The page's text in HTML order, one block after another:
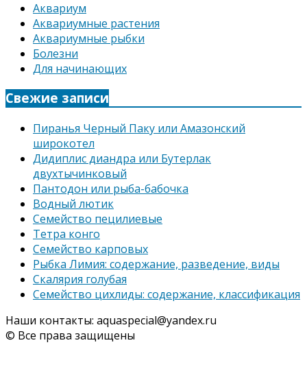
Аквариум
Аквариумные растения
Аквариумные рыбки
Болезни
Для начинающих
Свежие записи
Пиранья Черный Паку или Амазонский
широкотел
Дидиплис диандра или Бутерлак
двухтычинковый
Пантодон или рыба-бабочка
Водный лютик
Семейство пецилиевые
Тетра конго
Семейство карповых
Рыбка Лимия: содержание, разведение, виды
Скалярия голубая
Семейство цихлиды: содержание, классификация
Наши контакты: aquaspecial@yandex.ru
© Все права защищены